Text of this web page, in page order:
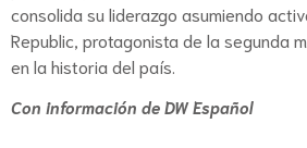
consolida su liderazgo asumiendo
Republic, protagonista de la segunda
en la historia del país.
Con información de DW Español